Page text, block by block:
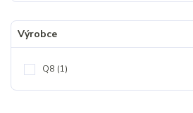
Výrobce
Q8 (1)